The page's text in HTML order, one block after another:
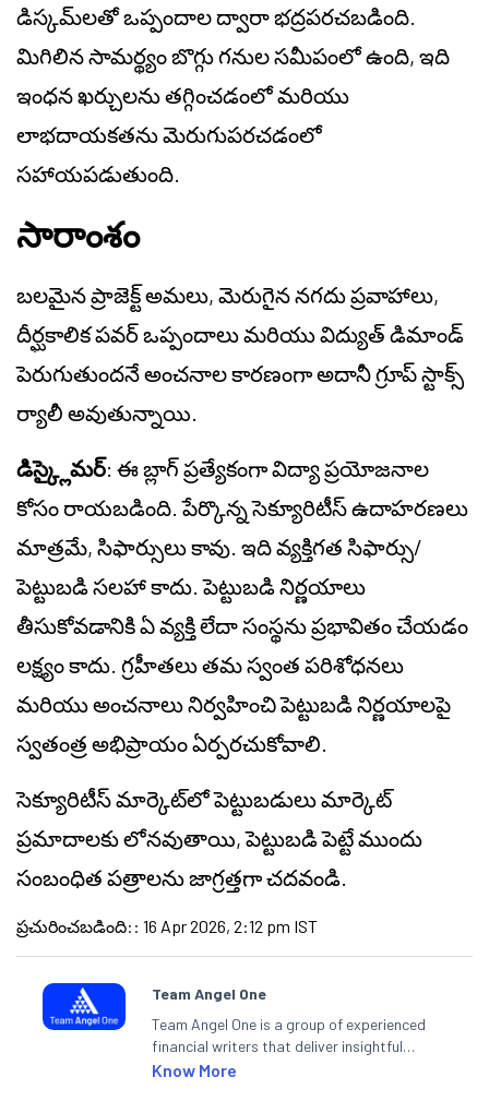
డిస్కమ్‌లతో ఒప్పందాల ద్వారా భద్రపరచబడింది.
మిగిలిన సామర్థ్యం బొగ్గు గనుల సమీపంలో ఉంది, ఇది
ఇంధన ఖర్చులను తగ్గించడంలో మరియు
లాభదాయకతను మెరుగుపరచడంలో
సహాయపడుతుంది.
సారాంశం
బలమైన ప్రాజెక్ట్ అమలు, మెరుగైన నగదు ప్రవాహాలు,
దీర్ఘకాలిక పవర్ ఒప్పందాలు మరియు విద్యుత్ డిమాండ్
పెరుగుతుందనే అంచనాల కారణంగా అదానీ గ్రూప్ స్టాక్స్
ర్యాలీ అవుతున్నాయి.
డిస్క్లైమర్: ఈ బ్లాగ్ ప్రత్యేకంగా విద్యా ప్రయోజనాల
కోసం రాయబడింది. పేర్కొన్న సెక్యూరిటీస్ ఉదాహరణలు
మాత్రమే, సిఫార్సులు కావు. ఇది వ్యక్తిగత సిఫార్సు/
పెట్టుబడి సలహా కాదు. పెట్టుబడి నిర్ణయాలు
తీసుకోవడానికి ఏ వ్యక్తి లేదా సంస్థను ప్రభావితం చేయడం
లక్ష్యం కాదు. గ్రహీతలు తమ స్వంత పరిశోధనలు
మరియు అంచనాలు నిర్వహించి పెట్టుబడి నిర్ణయాలపై
స్వతంత్ర అభిప్రాయం ఏర్పరచుకోవాలి.
సెక్యూరిటీస్ మార్కెట్‌లో పెట్టుబడులు మార్కెట్
ప్రమాదాలకు లోనవుతాయి, పెట్టుబడి పెట్టే ముందు
సంబంధిత పత్రాలను జాగ్రత్తగా చదవండి.
ప్రచురించబడింది: : 16 Apr 2026, 2:12 pm IST
Team Angel One
Team Angel One is a group of experienced
financial writers that deliver insightful
articles on the stock market, IPO, economy,
Know More